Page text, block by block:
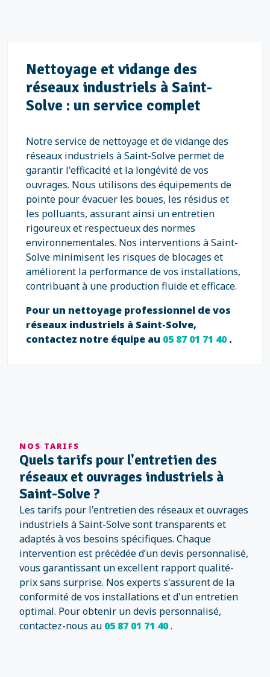
Nettoyage et vidange des
réseaux industriels à Saint-
Solve : un service complet
Notre service de nettoyage et de vidange des
réseaux industriels à Saint-Solve permet de
garantir l'efficacité et la longévité de vos
ouvrages. Nous utilisons des équipements de
pointe pour évacuer les boues, les résidus et
les polluants, assurant ainsi un entretien
rigoureux et respectueux des normes
environnementales. Nos interventions à Saint-
Solve minimisent les risques de blocages et
améliorent la performance de vos installations,
contribuant à une production fluide et efficace.
Pour un nettoyage professionnel de vos
réseaux industriels à Saint-Solve,
contactez notre équipe au 05 87 01 71 40.
NOS TARIFS
Quels tarifs pour l'entretien des
réseaux et ouvrages industriels à
Saint-Solve ?
Les tarifs pour l'entretien des réseaux et ouvrages
industriels à Saint-Solve sont transparents et
adaptés à vos besoins spécifiques. Chaque
intervention est précédée d’un devis personnalisé,
vous garantissant un excellent rapport qualité-
prix sans surprise. Nos experts s'assurent de la
conformité de vos installations et d'un entretien
optimal. Pour obtenir un devis personnalisé,
contactez-nous au 05 87 01 71 40.